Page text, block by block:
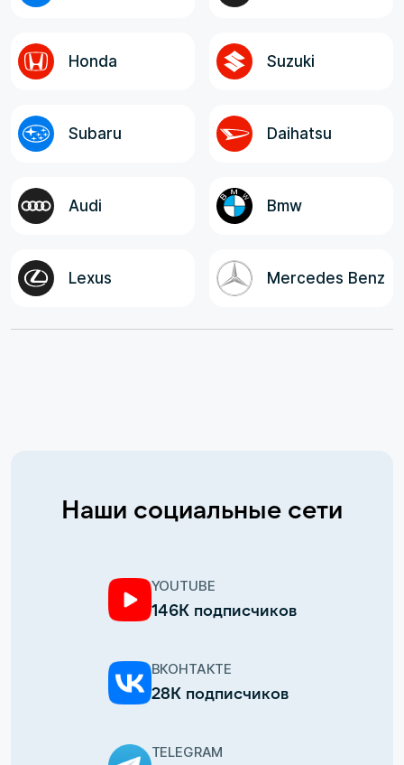
Honda Suzuki
Subaru Daihatsu
Audi Bmw
Lexus Mercedes Benz
Наши социальные сети
YOUTUBE
146К подписчиков
ВКОНТАКТЕ
28К подписчиков
TELEGRAM